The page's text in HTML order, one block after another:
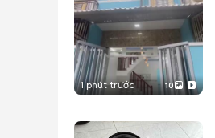
1 phút trước 10